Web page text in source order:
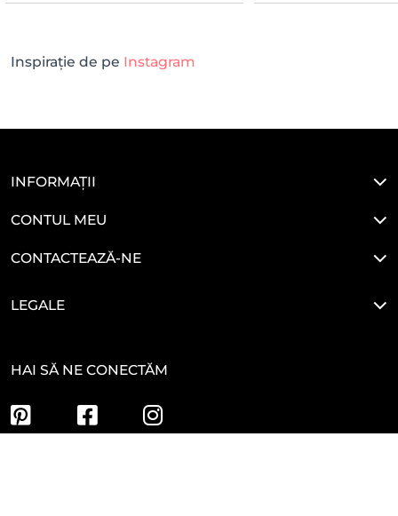
Inspirație de pe Instagram
INFORMAȚII
CONTUL MEU
CONTACTEAZĂ-NE
LEGALE
HAI SĂ NE CONECTĂM